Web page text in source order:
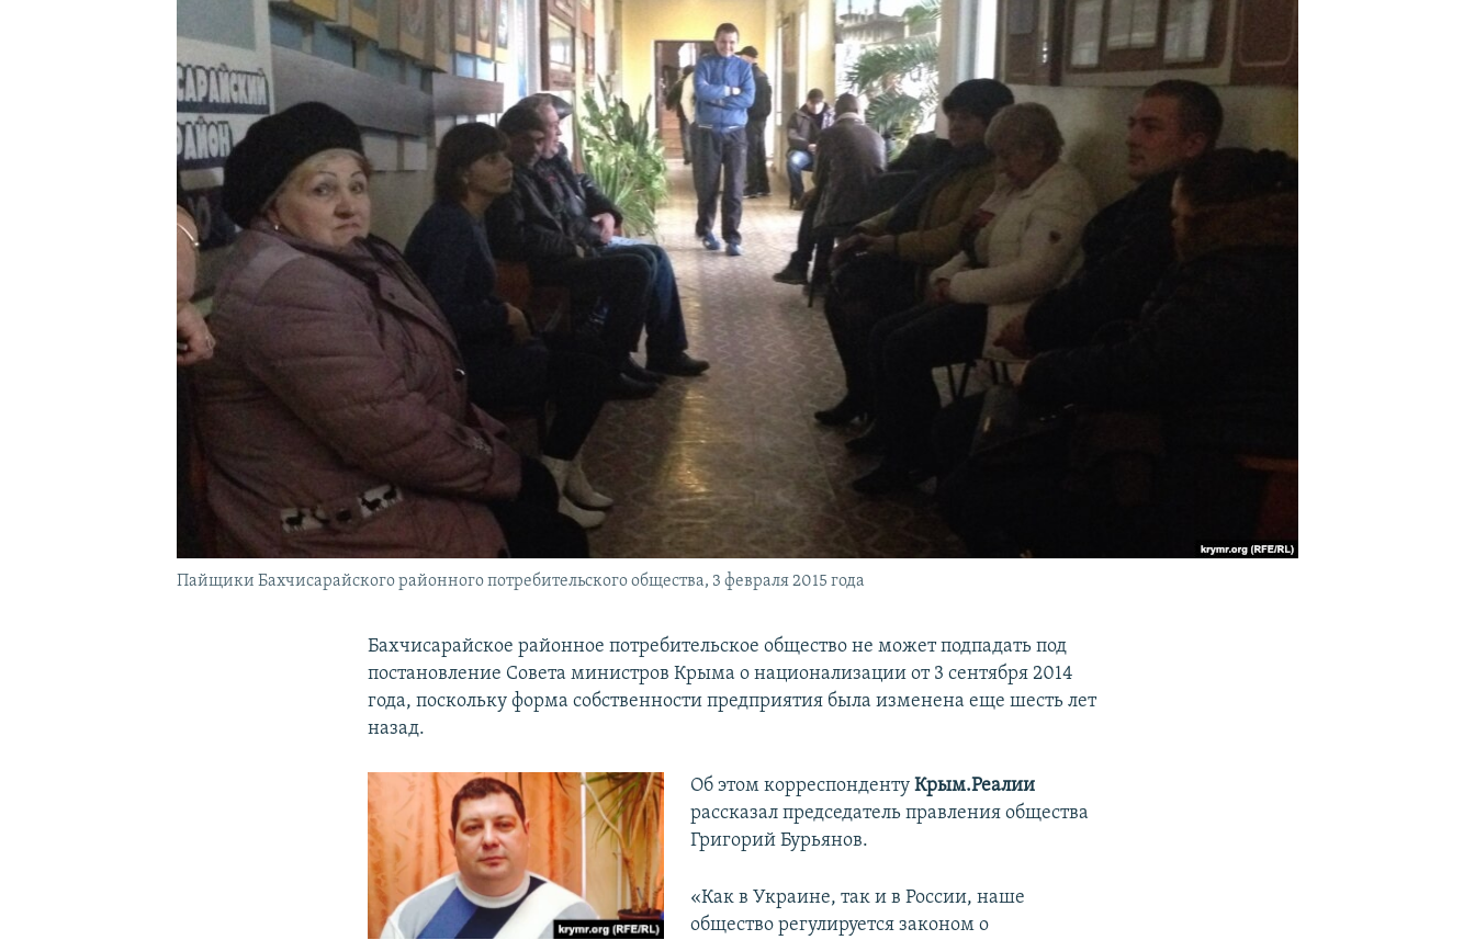
КРЫМ.НЕПОКОРЕННЫЙ
УКРАИНСКАЯ ПРОБЛЕМА КРЫМА
Пайщики Бахчисарайского районного потребительского общества, 3 февраля 2015 года
Бахчисарайское районное потребительское общество не может подпадать под
постановление Совета министров Крыма о национализации от 3 сентября 2014
года, поскольку форма собственности предприятия была изменена еще шесть лет
назад.
Об этом корреспонденту Крым.Реалии
рассказал председатель правления общества
Григорий Бурьянов.
«Как в Украине, так и в России, наше
общество регулируется законом о